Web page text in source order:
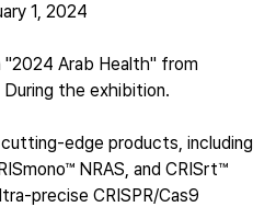
1, 2024
Arab Health" from
During the exhibition.
edge products, including
NRAS, and CRISrt™
precise CRISPR/Cas9